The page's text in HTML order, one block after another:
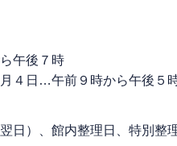
午後７時
４日…午前９時から午後５
日）、館内整理日、特別整